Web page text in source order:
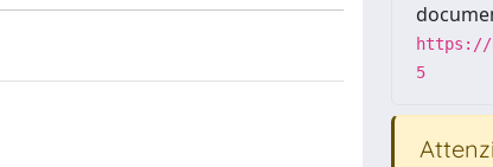
https://
5